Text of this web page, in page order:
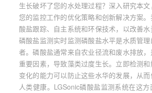
生长破坏了您的水处理过程？深入研究本
您的监控工作的优化策略和创新解决方案
酸盐跟踪、自主系统和环保技术，以改善
磷酸盐监测实时监测磷酸盐水平是水质管
者。磷酸盐通常来自农业径流和废水排放
重要因素，导致藻类过度生长。立即检测
变化的能力可以防止这些水华的发展，从
人类健康。LGSonic磷酸盐监测系统在这